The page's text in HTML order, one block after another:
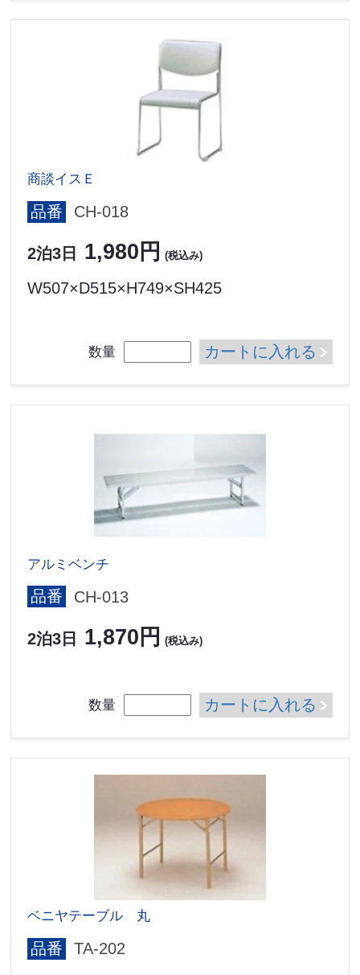
商談イスＥ
品番 CH-018
2泊3日 1,980円 (税込み)
W507×D515×H749×SH425
数量 カートに入れる
アルミベンチ
品番 CH-013
2泊3日 1,870円 (税込み)
数量 カートに入れる
ベニヤテーブル 丸
品番 TA-202